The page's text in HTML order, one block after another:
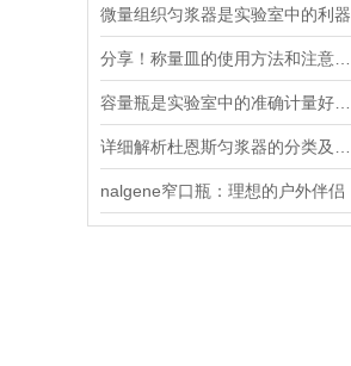
微量组织匀浆器是实验室中的利器
nalgene窄口瓶：理想的户外伴侣